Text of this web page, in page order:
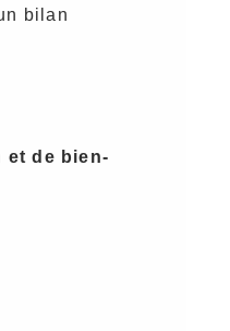
bilan
et de bien-